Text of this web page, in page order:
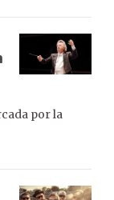
por la